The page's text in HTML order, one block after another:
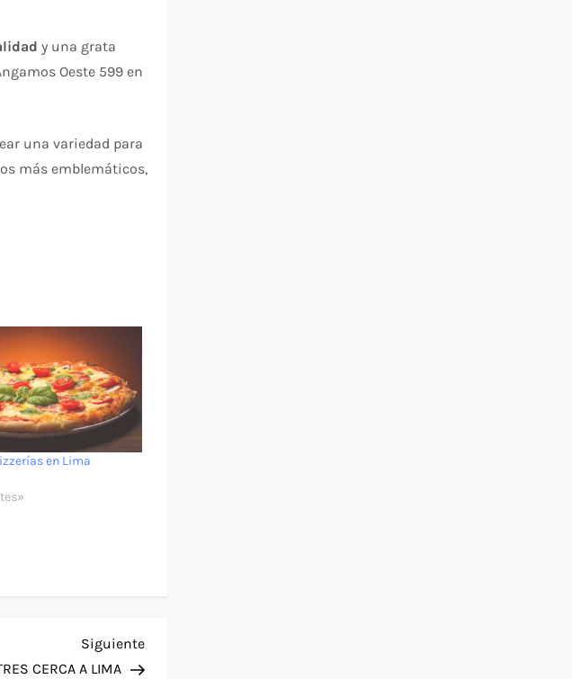
y una grata
Oeste 599 en
una variedad para
más emblemáticos,
en Lima
Siguiente
entrada
Siguiente
CERCA A LIMA